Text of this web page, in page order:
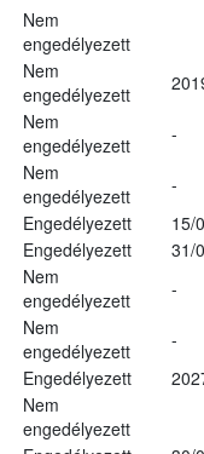
Nem
engedélyezett
Nem
engedélyezett
Nem
engedélyezett
-
Nem
engedélyezett
-
Engedélyezett
15/
Engedélyezett
31/
Nem
engedélyezett
-
Nem
engedélyezett
-
Engedélyezett
Nem
engedélyezett